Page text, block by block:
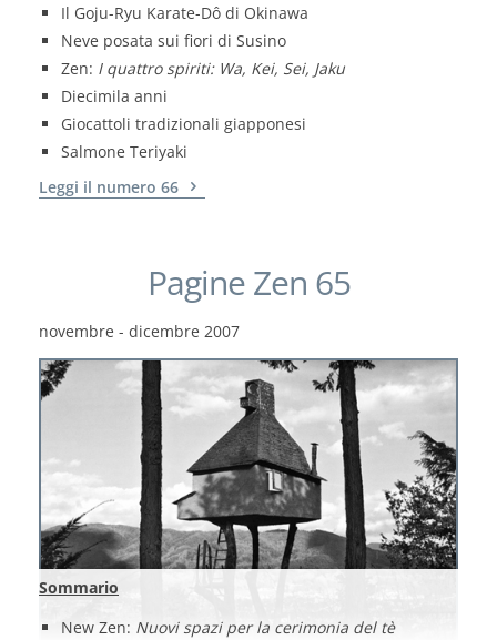
Il Goju-Ryu Karate-Dô di Okinawa
Neve posata sui fiori di Susino
Zen: I quattro spiriti: Wa, Kei, Sei, Jaku
Diecimila anni
Giocattoli tradizionali giapponesi
Salmone Teriyaki
Leggi il numero 66
Pagine Zen 65
novembre - dicembre 2007
Sommario
New Zen: Nuovi spazi per la cerimonia del tè